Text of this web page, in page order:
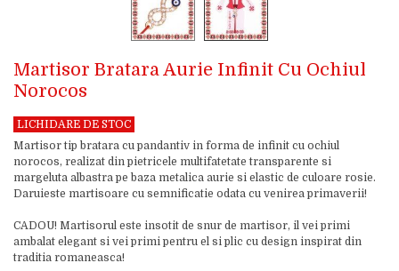
Martisor Bratara Aurie Infinit Cu Ochiul
Norocos
LICHIDARE DE STOC
Martisor tip bratara cu pandantiv in forma de infinit cu ochiul
norocos, realizat din pietricele multifatetate transparente si
margeluta albastra pe baza metalica aurie si elastic de culoare rosie.
Daruieste martisoare cu semnificatie odata cu venirea primaverii!
CADOU! Martisorul este insotit de snur de martisor, il vei primi
ambalat elegant si vei primi pentru el si plic cu design inspirat din
traditia romaneasca!